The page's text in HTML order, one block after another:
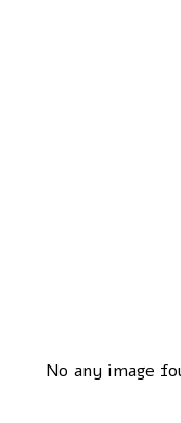
No any image